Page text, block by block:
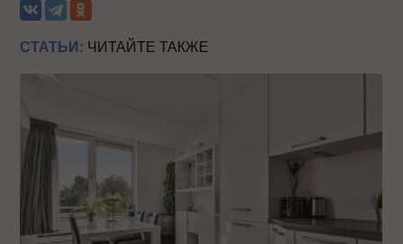
СТАТЬИ: ЧИТАЙТЕ ТАКЖЕ